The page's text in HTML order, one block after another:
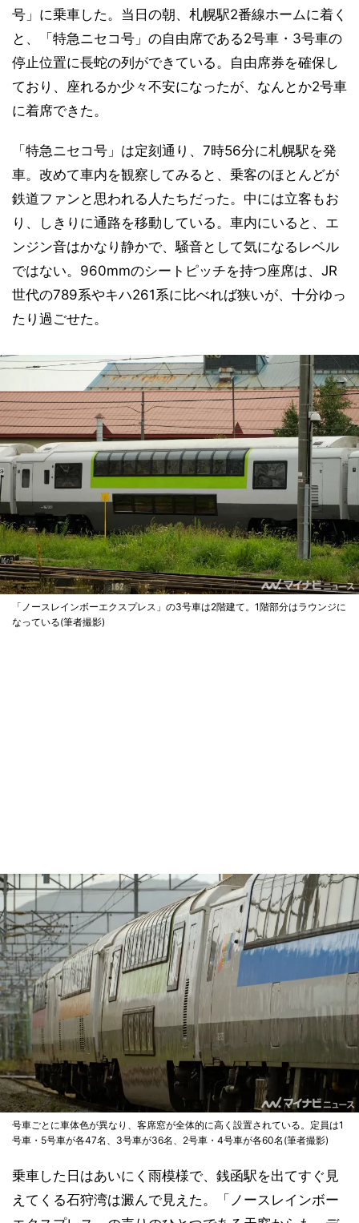
号」に乗車した。当日の朝、札幌駅2番線ホームに着く
と、「特急ニセコ号」の自由席である2号車・3号車の
停止位置に長蛇の列ができている。自由席券を確保し
ており、座れるか少々不安になったが、なんとか2号車
に着席できた。
「特急ニセコ号」は定刻通り、7時56分に札幌駅を発
車。改めて車内を観察してみると、乗客のほとんどが
鉄道ファンと思われる人たちだった。中には立客もお
り、しきりに通路を移動している。車内にいると、エ
ンジン音はかなり静かで、騒音として気になるレベル
ではない。960mmのシートピッチを持つ座席は、JR
世代の789系やキハ261系に比べれば狭いが、十分ゆっ
たり過ごせた。
「ノースレインボーエクスプレス」の3号車は2階建て。1階部分はラウンジに
なっている(筆者撮影)
号車ごとに車体色が異なり、客席窓が全体的に高く設置されている。定員は1
号車・5号車が各47名、3号車が36名、2号車・4号車が各60名(筆者撮影)
乗車した日はあいにく雨模様で、銭函駅を出てすぐ見
えてくる石狩湾は澱んで見えた。「ノースレインボー